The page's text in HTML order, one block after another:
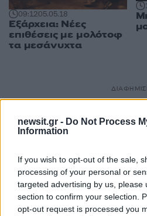
newsit.gr - Do Not Process
Information
If you wish to opt-out of the sale,
processing of your personal or
targeted advertising by us, please
section to confirm your selection.
opt-out request is processed you
09:1205.05.18
Εξάρχεια: Νέες
επιθέσεις με μολότοφ
τα μεσάνυχτα